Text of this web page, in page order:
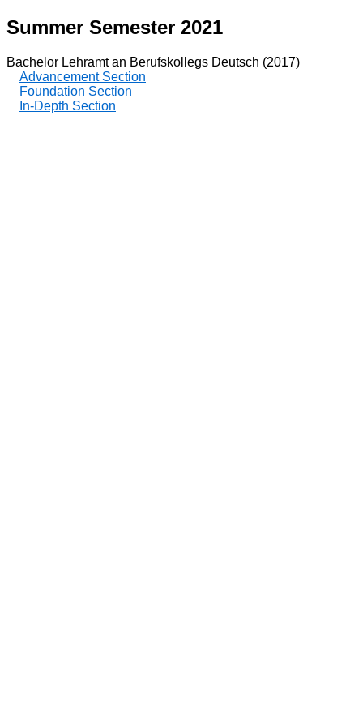
Summer Semester 2021
Bachelor Lehramt an Berufskollegs Deutsch (2017)
Advancement Section
Foundation Section
In-Depth Section